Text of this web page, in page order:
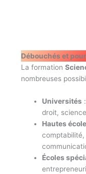
Débouchés et
La formation
nombreuses
Universités
droit,
Hautes
comptabilité,
Écoles